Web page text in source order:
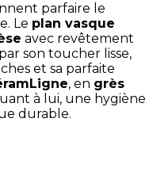
parfaire le
Le plan vasque
avec revêtement
son toucher lisse,
et sa parfaite
, en grès
à lui, une hygiène
durable.